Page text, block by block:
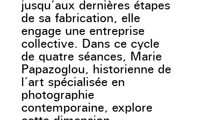
jusqu’aux dernières étapes
de sa fabrication, elle
engage une entreprise
collective. Dans ce cycle
de quatre séances, Marie
Papazoglou, historienne de
l’art spécialisée en
photographie
contemporaine, explore